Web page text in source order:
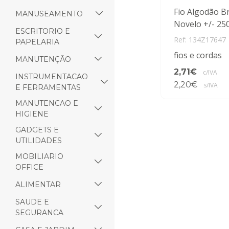
MANUSEAMENTO
ESCRITORIO E
PAPELARIA
MANUTENÇÃO
INSTRUMENTACAO
E FERRAMENTAS
MANUTENCAO E
HIGIENE
GADGETS E
UTILIDADES
MOBILIARIO
OFFICE
ALIMENTAR
SAUDE E
SEGURANCA
Fio Algodão
Novelo +/-
Ref: 134Z17647
fios e cordas
2,71€ c/IVA
2,20€ s/IVA